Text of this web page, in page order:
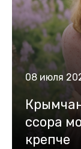
08 июля
ссора
крепче